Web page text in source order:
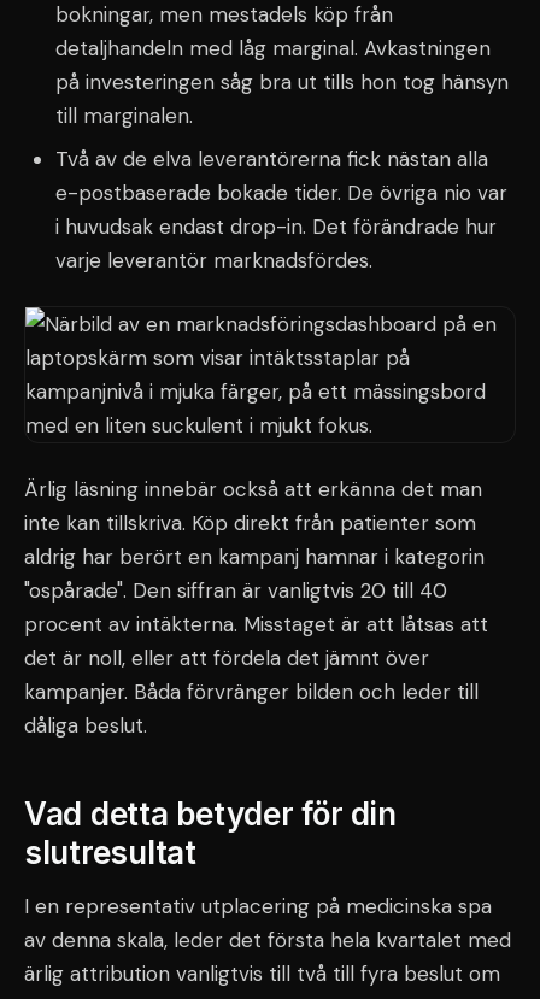
bokningar, men mestadels köp från
detaljhandeln med låg marginal. Avkastningen
på investeringen såg bra ut tills hon tog hänsyn
till marginalen.
Två av de elva leverantörerna fick nästan alla
e-postbaserade bokade tider. De övriga nio var
i huvudsak endast drop-in. Det förändrade hur
varje leverantör marknadsfördes.
Ärlig läsning innebär också att erkänna det man
inte kan tillskriva. Köp direkt från patienter som
aldrig har berört en kampanj hamnar i kategorin
"ospårade". Den siffran är vanligtvis 20 till 40
procent av intäkterna. Misstaget är att låtsas att
det är noll, eller att fördela det jämnt över
kampanjer. Båda förvränger bilden och leder till
dåliga beslut.
Vad detta betyder för din
slutresultat
I en representativ utplacering på medicinska spa
av denna skala, leder det första hela kvartalet med
ärlig attribution vanligtvis till två till fyra beslut om